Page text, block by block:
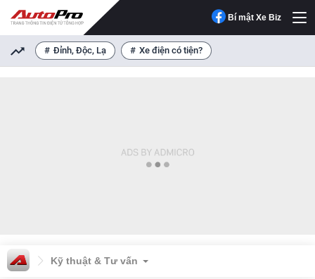
Bí mật Xe Biz
Đỉnh, Độc, Lạ Xe điện có tiện?
Kỹ thuật & Tư vấn